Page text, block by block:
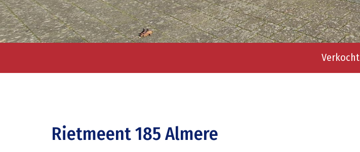
Verkocht
Rietmeent 185 Almere